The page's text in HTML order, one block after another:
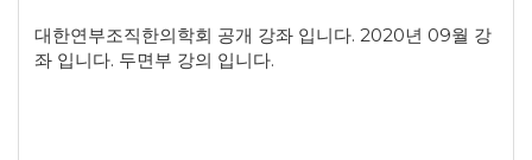
대한연부조직한의학회 공개 강좌 입니다. 2020년 09월 강
좌 입니다. 두면부 강의 입니다.